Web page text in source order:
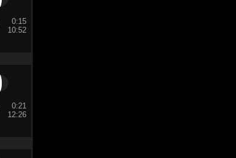
0:15
10:52
0:21
12:26